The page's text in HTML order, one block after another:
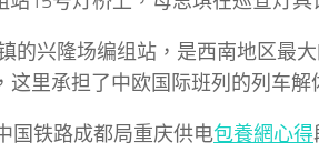
的兴隆场编组站，是西南地区最大
这里承担了中欧国际班列的列车解
国铁路成都局重庆供电包養網心得